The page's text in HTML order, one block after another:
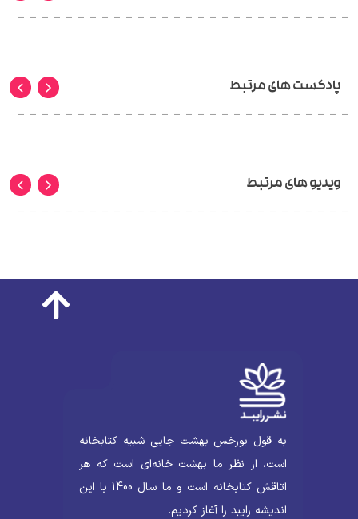
پادکست های مرتبط
ویدیو های مرتبط
به قول بورخس بهشت جایی شبیه کتابخانه
است، از نظر ما بهشت خانه‌ای است که هر
اتاقش کتابخانه است و ما سال 1400 با این
اندیشه رایبد را آغاز کردیم.